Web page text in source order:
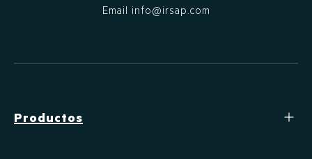
Email info@irsap.com
Productos